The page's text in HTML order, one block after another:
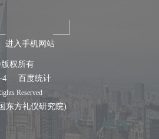
进入手机网站
权所有
4 百度统计
Reserved
东方礼仪研究院)